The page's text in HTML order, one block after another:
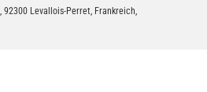
Levallois-Perret, Frankreich,